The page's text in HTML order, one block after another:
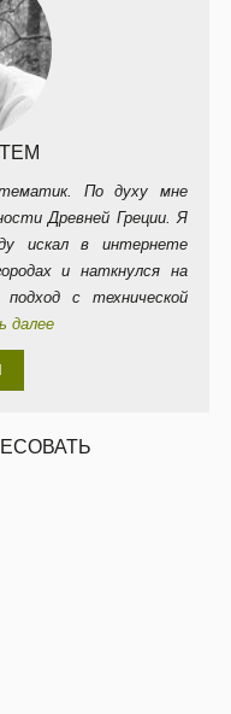
По духу мне
Древней Греции. Я
искал в интернете
и наткнулся на
с технической
далее